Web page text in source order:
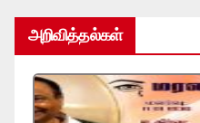
அறிவித்தல்கள்